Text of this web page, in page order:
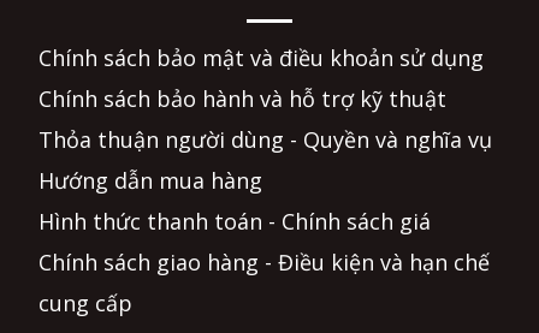
Chính sách bảo mật và điều khoản sử dụng
Chính sách bảo hành và hỗ trợ kỹ thuật
Thỏa thuận người dùng - Quyền và nghĩa vụ
Hướng dẫn mua hàng
Hình thức thanh toán - Chính sách giá
Chính sách giao hàng - Điều kiện và hạn chế
cung cấp